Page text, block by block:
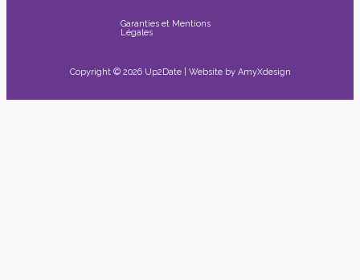
Garanties et Mentions
Légales
Copyright © 2026 Up2Date | Website by AmyXdesign